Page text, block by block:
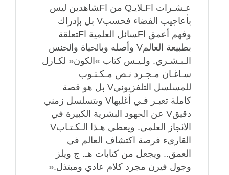
ﻋـﺸـﺮات اFـﻼﻳـQ ﻣﻦ اFﺸﺎﻫﺪﻳﻦ ﻟﻴﺲ
ﺑﺄﻋﺎﺟﻴﺐ اﻟﻔﻀﺎء ﻓﺤﺴﺐV ﺑﻞ ﺑﺈدراك
وﻓﻬﻢ أﻋﻤﻖ اFﺴﺎﺋﻞ اﻟﻌﻠﻤﻴﺔ اFﺘﻌﻠﻘﺔ
ﺑﻄﺒﻴﻌﺔ اﻟﻌﺎﻟﻢV وأﺻﻠﻪ وﺑﺎﳊﻴﺎة واﳉﻨﺲ
اﻟـﺒـﺸـﺮي. وﻟـﻴـﺲ ﻛﺘﺎب »اﻟﻜﻮن« ﻟﻜـﺎرل
ﺳـﺎﻏـﺎن ﻣـﺠـﺮد ﻧـﺺ ﻣـﻜـﺘـﻮب
ﻟﻠﻤﺴﻠﺴﻞ اﻟﺘﻠﻔﺰﻳﻮﻧﻲV ﺑﻞ ﻫﻮ ﻗﺼﺔ
ﻛﺎﻣﻠﺔ ﺗﻌﺒـﺮ ﻓـﻲ أﻏﻠﺒﻬﺎV وﺑﺘﺴﻠﺴﻞ زﻣﻨﻲ
دﻗﻴﻖV ﻋﻦ اﳉﻬﻮد اﻟﺒﺸﺮﻳﺔ اﻟﻜﺒﻴﺮة ﻓﻲ
اﻻﳒﺎز اﻟﻌﻠﻤﻲ. وﻳﻌﻄﻲ ﻫـﺬا اﻟـﻜـﺘـﺎبV
اﻟﻘﺎرىء ﻓﺮﺻﺔ اﻛﺘﺸﺎف اﻟﻌﺎﻟﻢ ﻓﻲ
اﻟﻌﻤﻖ.. وﻳﺠﻌﻞ ﻣﻦ ﻛﺘﺎﺑﺎت ﻫـ. ج وﻳﻠﺰ
وﺟﻮل ﻓﻴﺮن ﻣﺠﺮد ﻛﻼم ﻋﺎدي وﻣﺒﺘﺬل.«